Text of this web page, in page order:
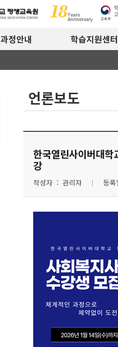
과정안내 학습지원센터
언론보도
한국열린사이버대
강
작성자 : 관리자 | 등